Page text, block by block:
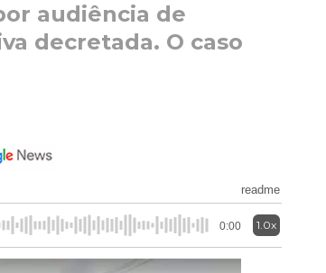
audiência de
decretada. O caso
readme
0:00 1.0x